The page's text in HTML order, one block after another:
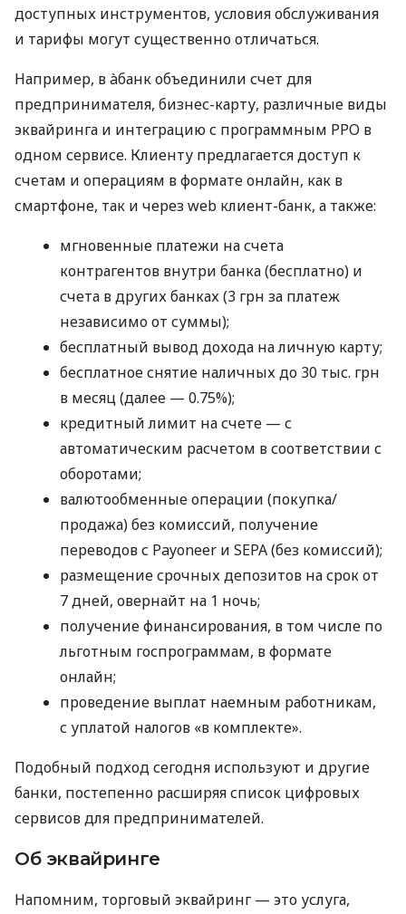
доступных инструментов, условия обслуживания
и тарифы могут существенно отличаться.
Например, в àбанк объединили счет для
предпринимателя, бизнес-карту, различные виды
эквайринга и интеграцию с программным РРО в
одном сервисе. Клиенту предлагается доступ к
счетам и операциям в формате онлайн, как в
смартфоне, так и через web клиент-банк, а также:
мгновенные платежи на счета
контрагентов внутри банка (бесплатно) и
счета в других банках (3 грн за платеж
независимо от суммы);
бесплатный вывод дохода на личную карту;
бесплатное снятие наличных до 30 тыс. грн
в месяц (далее — 0.75%);
кредитный лимит на счете — с
автоматическим расчетом в соответствии с
оборотами;
валютообменные операции (покупка/
продажа) без комиссий, получение
переводов с Payoneer и SEPA (без комиссий);
размещение срочных депозитов на срок от
7 дней, овернайт на 1 ночь;
получение финансирования, в том числе по
льготным госпрограммам, в формате
онлайн;
проведение выплат наемным работникам,
с уплатой налогов «в комплекте».
Подобный подход сегодня используют и другие
банки, постепенно расширяя список цифровых
сервисов для предпринимателей.
Об эквайринге
Напомним, торговый эквайринг — это услуга,